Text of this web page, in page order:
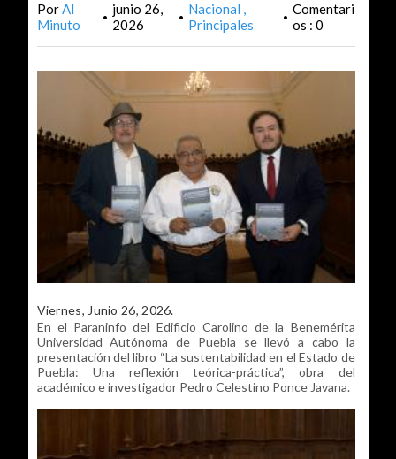
PorAl
Minuto
• junio 26,
2026
• Nacional
Principales
• Comentari
os : 0
Viernes, Junio 26, 2026.
En el Paraninfo del Edificio Carolino de la Benemérita
Universidad Autónoma de Puebla se llevó a cabo la
presentación del libro “La sustentabilidad en el Estado de
Puebla: Una reflexión teórica-práctica”, obra del
académico e investigador Pedro Celestino Ponce Javana.